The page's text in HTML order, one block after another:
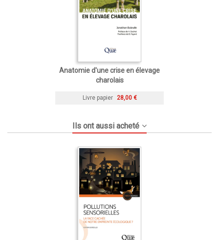
Anatomie d'une crise en élevage
charolais
Livre papier 28,00 €
Ils ont aussi acheté